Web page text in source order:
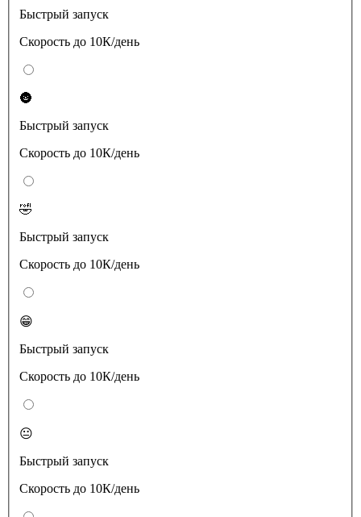
Быстрый запуск
Скорость до 10К/день
🌚
Быстрый запуск
Скорость до 10К/день
🤣
Быстрый запуск
Скорость до 10К/день
😁
Быстрый запуск
Скорость до 10К/день
😐
Быстрый запуск
Скорость до 10К/день